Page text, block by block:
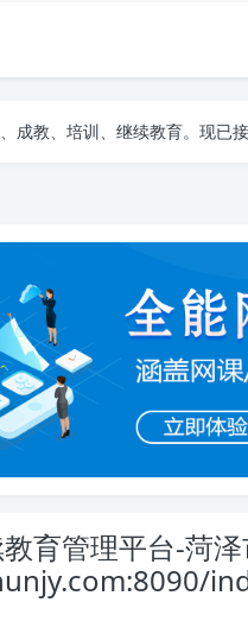
献内容生成论文
成教、培训、继续教育。现已
成教、培训、继续教育。现已
育管理平台-菏